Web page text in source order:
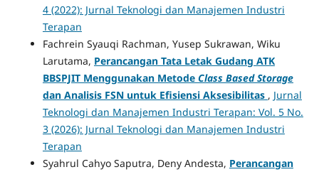
4 (2022): Jurnal Teknologi dan Manajemen Industri
Terapan
Fachrein Syauqi Rachman, Yusep Sukrawan, Wiku
Larutama, Perancangan Tata Letak Gudang ATK
BBSPJIT Menggunakan Metode Class Based Storage
dan Analisis FSN untuk Efisiensi Aksesibilitas , Jurnal
Teknologi dan Manajemen Industri Terapan: Vol. 5 No.
3 (2026): Jurnal Teknologi dan Manajemen Industri
Terapan
Syahrul Cahyo Saputra, Deny Andesta, Perancangan